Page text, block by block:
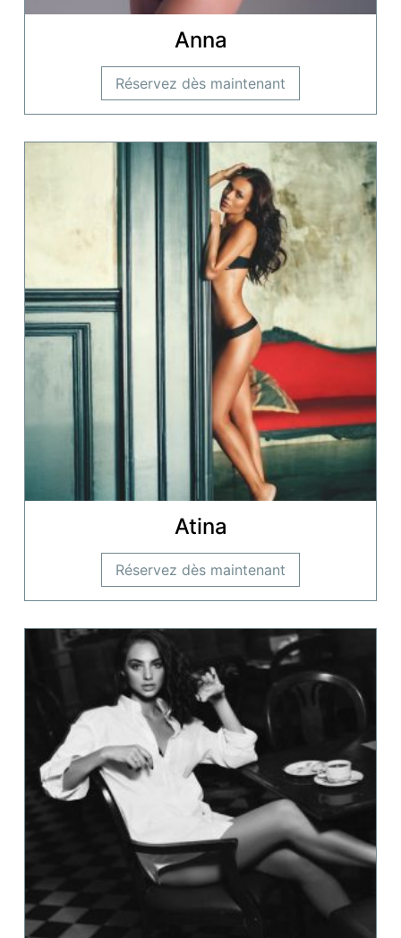
Anna
Réservez dès maintenant
Atina
Réservez dès maintenant